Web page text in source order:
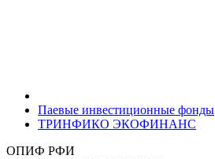
Паевые инвестиционные фонды
ТРИНФИКО ЭКОФИНАНС
ОПИФ РФИ